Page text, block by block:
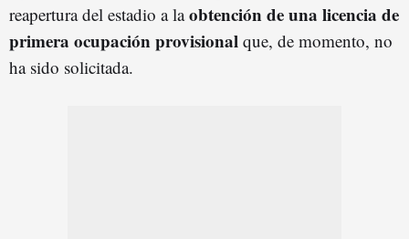
reapertura del estadio a laobtención de una licencia de
primera ocupación provisional que, de momento, no
ha sido solicitada.